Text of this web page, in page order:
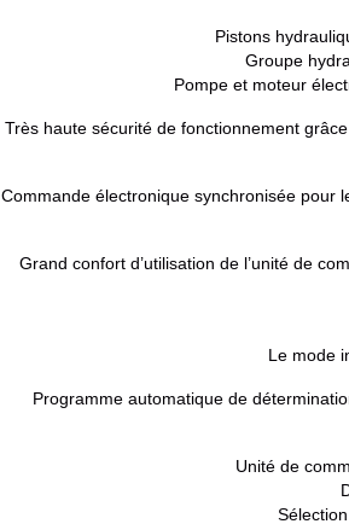
Pistons
Groupe
Pompe et moteur
Très haute sécurité de fonctionnement
Commande électronique synchronisée pour
Grand confort d’utilisation de l’unité de
Le mode
Programme automatique de
Unité de